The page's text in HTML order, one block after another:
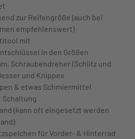
zur Reifengröße (auch bei
empfehlenswert)
mit
in den Größen
Schraubendreher (Schlitz und
und Knippex
& etwas Schmiermittel
Schaltung
(kann oft eingesetzt werden
für Vorder- & Hinterrad